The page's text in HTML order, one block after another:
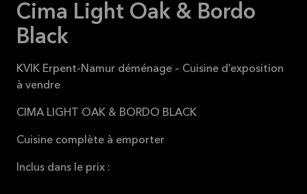
Cima Light Oak & Bordo
Black
KVIK Erpent-Namur déménage – Cuisine d’exposition
à vendre
CIMA LIGHT OAK & BORDO BLACK
Cuisine complète à emporter
Inclus dans le prix :